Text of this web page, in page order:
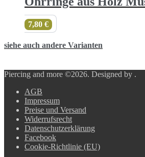
7,80 €
siehe auch andere Varianten
Piercing and more ©2026. Designed by .
AGB
Impressum
Preise und Versand
Widerrufsrecht
Datenschutzerklärung
Facebook
Cookie-Richtlinie (EU)